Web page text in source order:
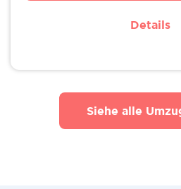
Details
Siehe alle